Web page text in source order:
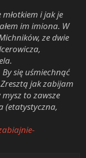
i jak je
im imiona. W
ze dwie
się uśmiechnąć
Zresztą jak zabijam
to zawsze
(etatystyczna,